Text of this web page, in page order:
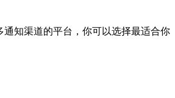
通知渠道的平台，你可以选择最适合你